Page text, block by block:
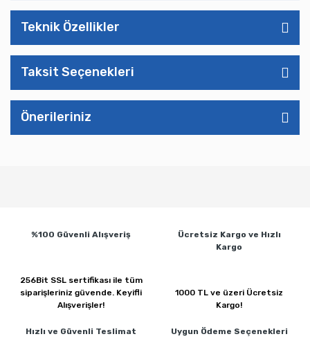
Teknik Özellikler
Taksit Seçenekleri
Önerileriniz
%100 Güvenli Alışveriş
256Bit SSL sertifikası ile tüm
siparişleriniz güvende. Keyifli
Alışverişler!
Ücretsiz Kargo ve Hızlı
Kargo
1000 TL ve üzeri Ücretsiz
Kargo!
Hızlı ve Güvenli Teslimat Uygun Ödeme Seçenekleri